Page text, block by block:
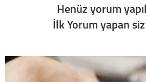
Henüz yorum
İlk Yorum yapan